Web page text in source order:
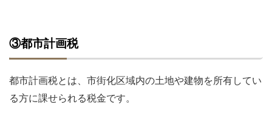
③都市計画税
都市計画税とは、市街化区域内の土地や建物を所有してい
る方に課せられる税金です。